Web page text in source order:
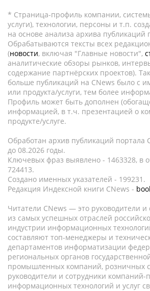
* Страница-профиль компании,
услуги), технологии, персоны и т.п.
на основе анализа архива публикаций
Обрабатываются тексты всех
(новости, включая "Главные новости",
аналитические обзоры рынков,
содержание партнёрских проектов).
больше публикаций на CNews было с
или продукта/услуги, тем более
Профиль может быть дополнен
информацией, в т.ч. презентацией о
продукте/услуге.
Обработан архив публикаций портала
до 08.2026 годы.
Ключевых фраз выявлено - 1463328, в
724413.
Создано именных указателей - 199231.
Редакция Индексной книги CNews -
Читатели CNews — это руководители и
из самых успешных отраслей
индустрии информационных
составляют топ-менеджеры и
департаментов информатизации
региональных органов
промышленных компаний, розничных
руководители и сотрудники компаний-
информационных технологий и услуг